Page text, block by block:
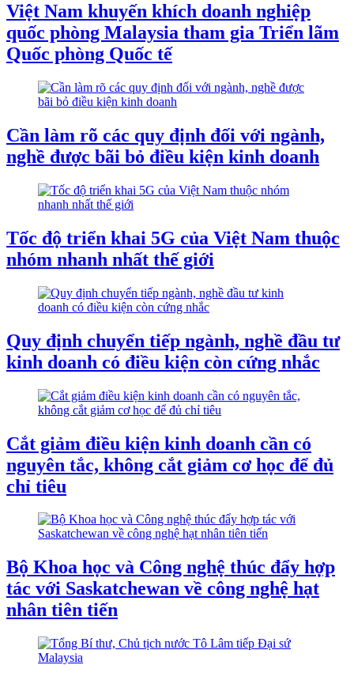
Việt Nam khuyến khích doanh nghiệp
quốc phòng Malaysia tham gia Triển lãm
Quốc phòng Quốc tế
Cần làm rõ các quy định đối với ngành,
nghề được bãi bỏ điều kiện kinh doanh
Tốc độ triển khai 5G của Việt Nam thuộc
nhóm nhanh nhất thế giới
Quy định chuyển tiếp ngành, nghề đầu tư
kinh doanh có điều kiện còn cứng nhắc
Cắt giảm điều kiện kinh doanh cần có
nguyên tắc, không cắt giảm cơ học để đủ
chỉ tiêu
Bộ Khoa học và Công nghệ thúc đẩy hợp
tác với Saskatchewan về công nghệ hạt
nhân tiên tiến